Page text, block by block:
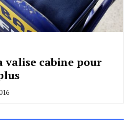
valise cabine pour